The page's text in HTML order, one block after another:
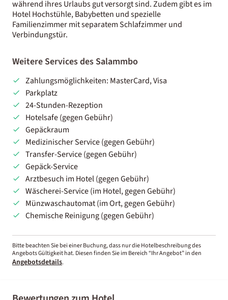
während ihres Urlaubs gut versorgt sind. Zudem gibt es im
Hotel Hochstühle, Babybetten und spezielle
Familienzimmer mit separatem Schlafzimmer und
Verbindungstür.
Weitere Services des Salammbo
Zahlungsmöglichkeiten: MasterCard, Visa
Parkplatz
24-Stunden-Rezeption
Hotelsafe (gegen Gebühr)
Gepäckraum
Medizinischer Service (gegen Gebühr)
Transfer-Service (gegen Gebühr)
Gepäck-Service
Arztbesuch im Hotel (gegen Gebühr)
Wäscherei-Service (im Hotel, gegen Gebühr)
Münzwaschautomat (im Ort, gegen Gebühr)
Chemische Reinigung (gegen Gebühr)
Bitte beachten Sie bei einer Buchung, dass nur die Hotelbeschreibung des
Angebots Gültigkeit hat. Diesen finden Sie im Bereich “Ihr Angebot” in den
Angebotsdetails.